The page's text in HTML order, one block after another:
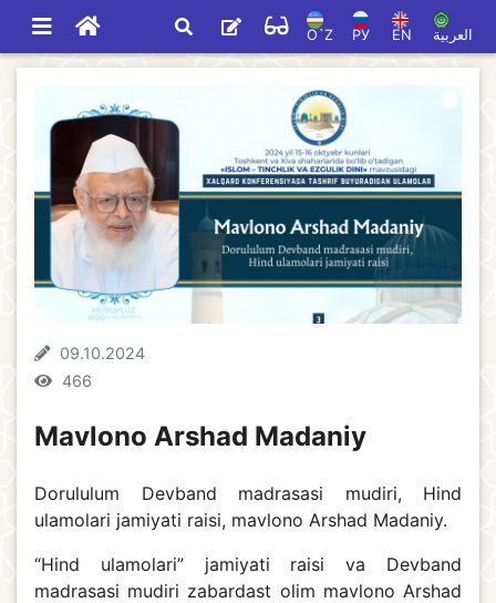
O`Z РУ EN العربية
09.10.2024
466
Mavlono Arshad Madaniy
Dorululum Devband madrasasi mudiri, Hind
ulamolari jamiyati raisi, mavlono Arshad Madaniy.
“Hind ulamolari” jamiyati raisi va Devband
madrasasi mudiri zabardast olim mavlono Arshad